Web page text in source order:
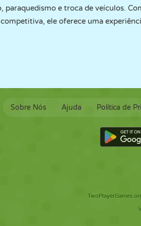
paraquedismo e troca de veículos.
ele oferece uma
Sobre Nós Ajuda Política de